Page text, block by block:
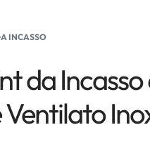
INCASSO
da Incasso